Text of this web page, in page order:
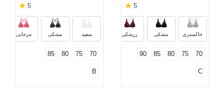
5
★
خاکستری مشکی زرشکی
سبز نعنایی
70
75
80
85
90
C
5
★
سفید مشکی مرجانی
70
75
80
85
B